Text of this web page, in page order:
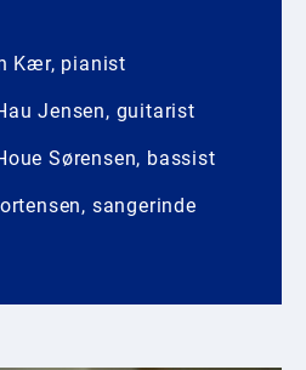
Kær, pianist
Jensen, guitarist
Sørensen, bassist
sangerinde